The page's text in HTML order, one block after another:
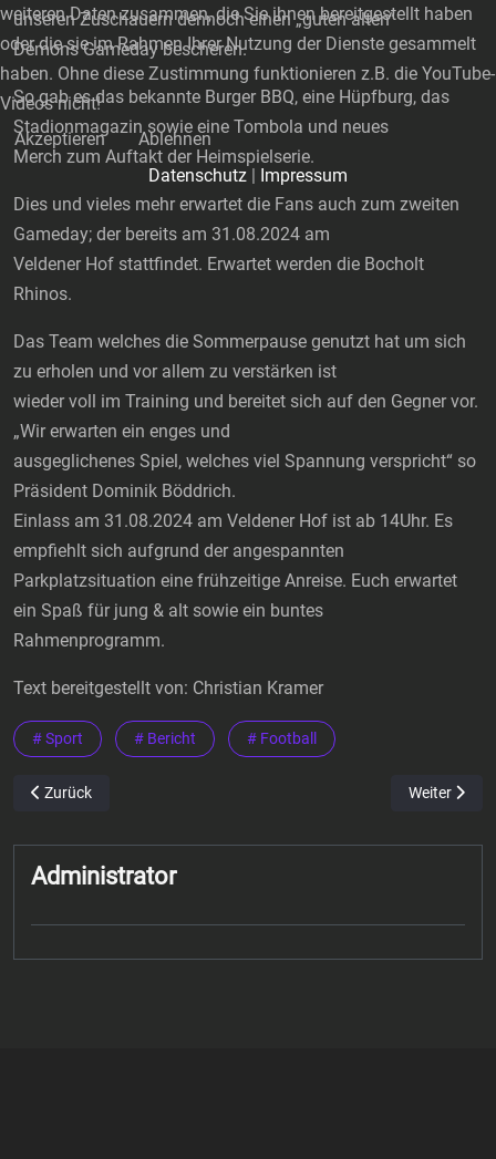
unseren Zuschauern dennoch einen „guten alten“
Demons Gameday bescheren.
So gab es das bekannte Burger BBQ, eine Hüpfburg, das
Stadionmagazin sowie eine Tombola und neues
Merch zum Auftakt der Heimspielserie.
Dies und vieles mehr erwartet die Fans auch zum zweiten
Gameday; der bereits am 31.08.2024 am
Veldener Hof stattfindet. Erwartet werden die Bocholt
Rhinos.
Das Team welches die Sommerpause genutzt hat um sich
zu erholen und vor allem zu verstärken ist
wieder voll im Training und bereitet sich auf den Gegner vor.
„Wir erwarten ein enges und
ausgeglichenes Spiel, welches viel Spannung verspricht“ so
Präsident Dominik Böddrich.
Einlass am 31.08.2024 am Veldener Hof ist ab 14Uhr. Es
empfiehlt sich aufgrund der angespannten
Parkplatzsituation eine frühzeitige Anreise. Euch erwartet
ein Spaß für jung & alt sowie ein buntes
Rahmenprogramm.
Text bereitgestellt von: Christian Kramer
# Sport # Bericht # Football
Vorheriger Beitrag: Saisonfinale im American Football - Düren
Zurück Nächster
Weiter
Administrator
weiteren Daten zusammen, die Sie ihnen bereitgestellt haben
oder die sie im Rahmen Ihrer Nutzung der Dienste gesammelt
haben. Ohne diese Zustimmung funktionieren z.B. die YouTube-
Videos nicht!
Akzeptieren
Ablehnen
Datenschutz | Impressum